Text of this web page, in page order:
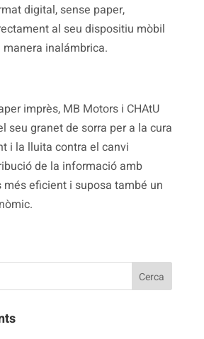
digital, sense paper,
al seu dispositiu mòbil
inalámbrica.
imprès, MB Motors i CHAtU
seu granet de sorra per a la cura
i la lluita contra el canvi
de la informació amb
eficient i suposa també un